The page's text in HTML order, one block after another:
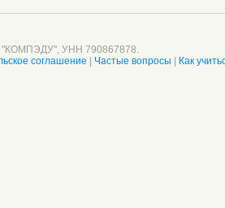
УНН 790867878.
соглашение
Частые вопросы Как